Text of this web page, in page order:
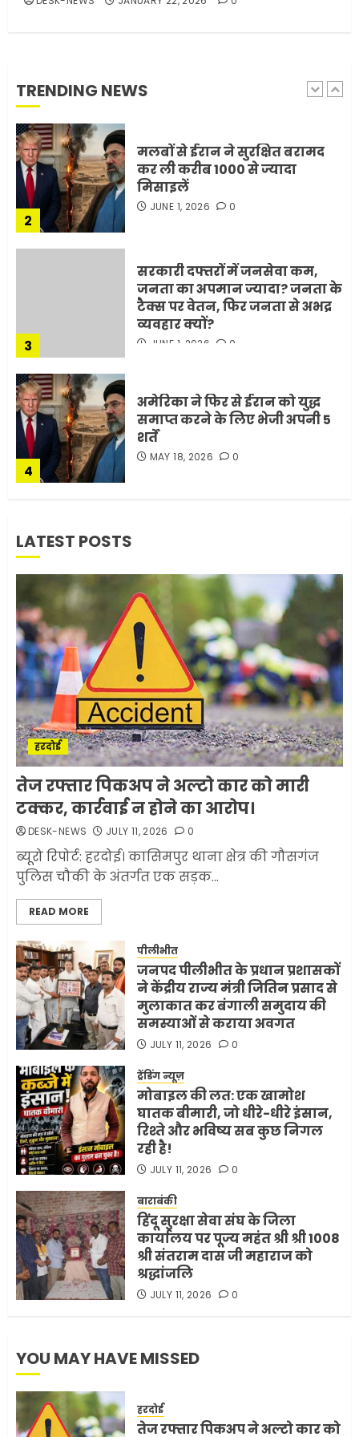
TRENDING NEWS
1
2
मलबों से ईरान ने सुरक्षित बरामद
कर ली करीब 1000 से ज्यादा
मिसाइलें
JUNE 1, 2026 0
3
सरकारी दफ्तरों में जनसेवा कम,
जनता का अपमान ज्यादा? जनता के
टैक्स पर वेतन, फिर जनता से अभद्र
व्यवहार क्यों?
JUNE 1, 2026 0
4
अमेरिका ने फिर से ईरान को युद्ध
समाप्त करने के लिए भेजी अपनी 5
शर्तें
MAY 18, 2026 0
FEBRUARY 3, 2026 0
1
मोबाइल की लत: एक खामोश
घातक बीमारी, जो धीरे-धीरे इंसान,
रिश्ते और भविष्य सब कुछ निगल
रही है!
JULY 11, 2026
मलबों से ईरान ने सुरक्षित बरामद
कर ली करीब 1000 से ज्यादा
मिसाइलें
JUNE 1, 2026
3
व्यवहार क्यों?
JUNE 1, 2026 0
4
अमेरिका ने फिर से ईरान को युद्ध
समाप्त करने के लिए भेजी अपनी 5
MAY 18, 2026
5
भारत-अमेरिका व्यापार समझौता
ट्रंप ने किया एलान
FEBRUARY 3, 2026
LATEST POSTS
हरदोई
तेज रफ्तार पिकअप ने अल्टो कार को मारी
टक्कर, कार्रवाई न होने का आरोप।
DESK-NEWS JULY 11, 2026 0
ब्यूरो रिपोर्ट: हरदोई। कासिमपुर थाना क्षेत्र की गौसगंज
पुलिस चौकी के अंतर्गत एक सड़क...
READ MORE
पीलीभीत
जनपद पीलीभीत के प्रधान प्रशासकों
ने केंद्रीय राज्य मंत्री जितिन प्रसाद से
मुलाकात कर बंगाली समुदाय की
समस्याओं से कराया अवगत
JULY 11, 2026 0
ट्रेंडिंग न्यूज़
मोबाइल की लत: एक खामोश
घातक बीमारी, जो धीरे-धीरे इंसान,
रिश्ते और भविष्य सब कुछ निगल
रही है!
JULY 11, 2026 0
बाराबंकी
हिंदू सुरक्षा सेवा संघ के जिला
कार्यालय पर पूज्य महंत श्री श्री 1008
श्री संतराम दास जी महाराज को
श्रद्धांजलि
JULY 11, 2026 0
YOU MAY HAVE MISSED
हरदोई
तेज रफ्तार पिकअप ने अल्टो कार को